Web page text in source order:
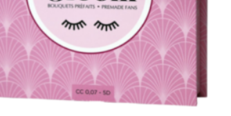
3D 8mm Bloom 3D 9mm Bloom 3D 10mm
Bloom 3D 11mm Bloom 3D 12/13mm